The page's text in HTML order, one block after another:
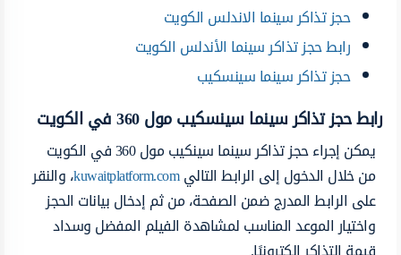
حجز تذاكر سينما الاندلس الكويت
رابط حجز تذاكر سينما الأندلس الكويت
حجز تذاكر سينما سينسكيب
رابط حجز تذاكر سينما سينسكيب مول 360 في الكويت
يمكن إجراء حجز تذاكر سينما سينكيب مول 360 في الكويت
من خلال الدخول إلى الرابط التاليkuwaitplatform.com، والنقر
على الرابط المدرج ضمن الصفحة، من ثم إدخال بيانات الحجز
واختيار الموعد المناسب لمشاهدة الفيلم المفضل وسداد